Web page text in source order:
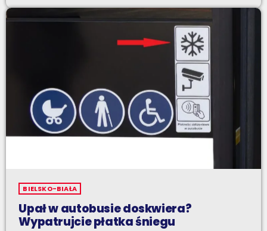
BIELSKO-BIAŁA
Upał w autobusie doskwiera?
Wypatrujcie płatka śniegu